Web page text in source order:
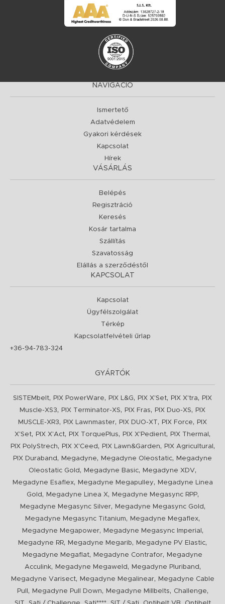
NAVIGÁCIÓ
Ismertető
Adatvédelem
Gyakori kérdések
Kapcsolat
Hírek
VÁSÁRLÁS
Belépés
Regisztráció
Keresés
Kosár tartalma
Szállítás
Szavatosság
Elállás a szerződéstől
KAPCSOLAT
Kapcsolat
Ügyfélszolgálat
Térkép
Kapcsolatfelvételi űrlap
+36-94-783-324
GYÁRTÓK
SISTEMbelt, PIX PowerWare, PIX L&G, PIX X'Set, PIX X'tra,
PIX
Muscle-XS3, PIX Terminator-XS, PIX Fras, PIX Duo-XS,
PIX
MUSCLE-XR3, PIX Lawnmaster, PIX DUO-XT, PIX Force,
PIX
X'Set, PIX X'Act, PIX TorquePlus, PIX X'Pedient, PIX Thermal ,
PIX PolyStrech, PIX X'Ceed , PIX Lawn&Garden, PIX Agricultural ,
PIX Duraband , Megadyne, Megadyne Oleostatic,
Megadyne
Oleostatic Gold , Megadyne Basic, Megadyne XDV,
Megadyne Esaflex, Megadyne Megapulley,
Megadyne Linea
Gold , Megadyne Linea X, Megadyne Megasync RPP,
Megadyne Megasync Silver, Megadyne Megasync Gold ,
Megadyne Megasync Titanium, Megadyne Megaflex,
Megadyne Megapower, Megadyne Megasync Imperial ,
Megadyne RR, Megadyne Megarib, Megadyne PV Elastic,
Megadyne Megaflat, Megadyne Contrafor,
Megadyne
Acculink, Megadyne Megaweld , Megadyne Pluriband ,
Megadyne Varisect, Megadyne Megalinear,
Megadyne Cable
Pull
, Megadyne Pull Down, Megadyne Millbelts, Challenge,
,